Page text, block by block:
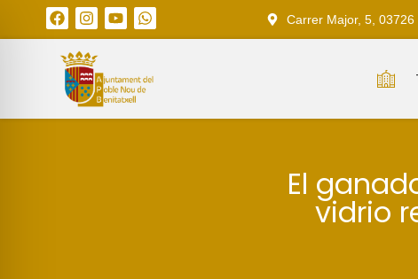
Carrer Major, 5,
El
vidrio